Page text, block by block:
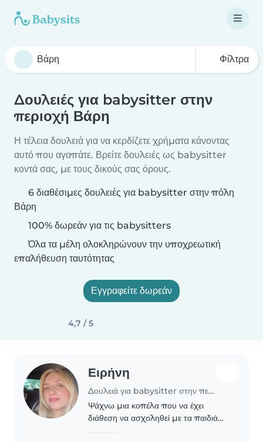
Φίλτρα
Δουλειές για babysitter στην
περιοχή Βάρη
Η τέλεια δουλειά για να κερδίζετε χρήματα κάνοντας
αυτό που αγαπάτε. Βρείτε δουλειές ως babysitter
κοντά σας, με τους δικούς σας όρους.
6 διαθέσιμες δουλειές για babysitter στην πόλη
Βάρη
100% δωρεάν για τις babysitters
Όλα τα μέλη ολοκληρώνουν την υποχρεωτική
επαλήθευση ταυτότητας
Εγγραφείτε δωρεάν
4,7 / 5
Ειρήνη
Δουλειά για babysitter στην περιοχή Βάρη
Ψάχνω μια κοπέλα που να έχει
διάθεση να ασχοληθεί με τα παιδιά